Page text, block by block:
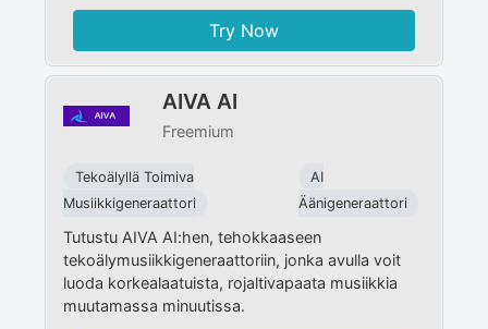
Try Now
AIVA AI
Freemium
Tekoälyllä Toimiva
Musiikkigeneraattori
AI
Äänigeneraattori
Tutustu AIVA AI:hen, tehokkaaseen
tekoälymusiikkigeneraattoriin, jonka avulla voit
luoda korkealaatuista, rojaltivapaata musiikkia
muutamassa minuutissa.